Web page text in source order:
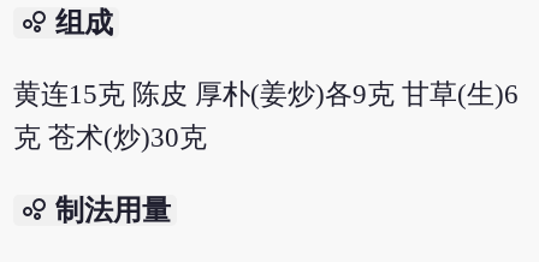
bubble_chart 组成
黄连15克 陈皮 厚朴(姜炒)各9克 甘草(生)6
克 苍术(炒)30克
bubble_chart 制法用量